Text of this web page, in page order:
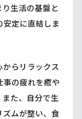
生活の基盤と
定に直結しま
らリラックス
事の疲れを癒や
た、自分で生
ズムが整い、食